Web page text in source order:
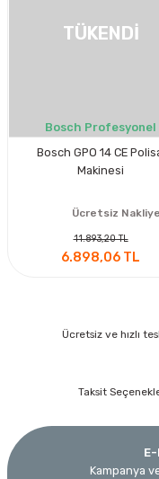
TÜKENDİ
Bosch Profesyonel
Bosch GPO 14 CE
Makinesi
Ücretsiz Nakliye
11.893,20 TL
6.898,06 TL
Ücretsiz ve hızlı
Taksit
Kampanya